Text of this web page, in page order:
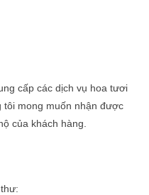
cấp các dịch vụ hoa tươi
tôi mong muốn nhận được
của khách hàng.